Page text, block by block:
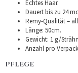
Echtes Haar.
Dauert bis zu 24
Remy-Qualität –
Länge: 50cm.
Gewicht: 1 g/
Anzahl pro
PFLEGE